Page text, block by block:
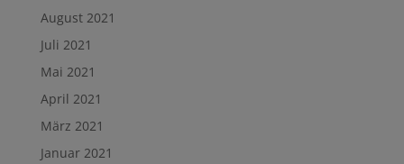
August 2021
Juli 2021
Mai 2021
April 2021
März 2021
Januar 2021